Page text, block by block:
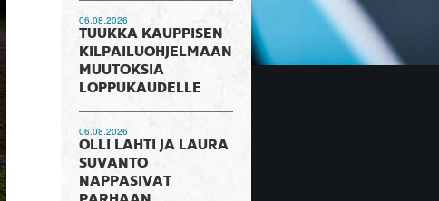
06.08.2026
TUUKKA KAUPPISEN
KILPAILUOHJELMAAN
MUUTOKSIA
LOPPUKAUDELLE
06.08.2026
OLLI LAHTI JA LAURA
SUVANTO
NAPPASIVAT